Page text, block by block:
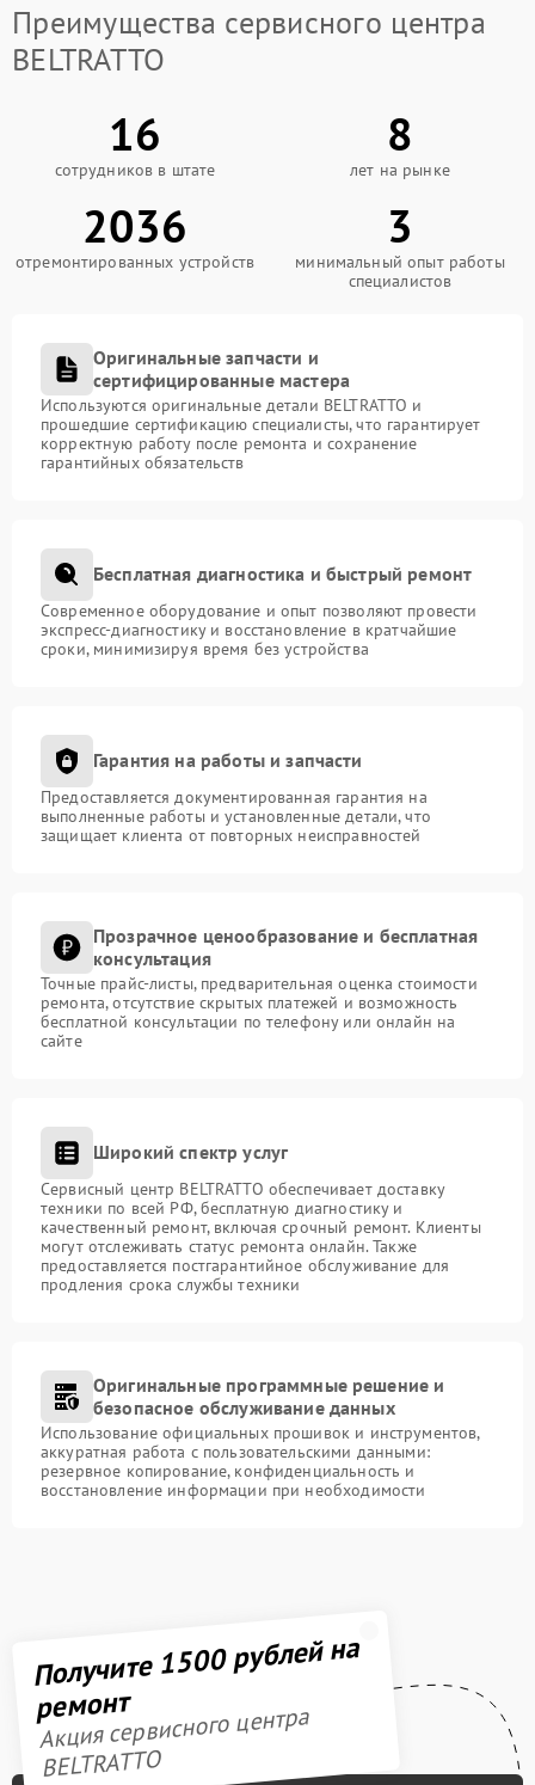
Преимущества сервисного центра
BELTRATTO
16
сотрудников в штате
8
лет на рынке
2036
отремонтированных устройств
3
минимальный опыт работы
специалистов
Оригинальные запчасти и
сертифицированные мастера
Используются оригинальные детали BELTRATTO и
прошедшие сертификацию специалисты, что гарантирует
корректную работу после ремонта и сохранение
гарантийных обязательств
Бесплатная диагностика и быстрый ремонт
Современное оборудование и опыт позволяют провести
экспресс-диагностику и восстановление в кратчайшие
сроки, минимизируя время без устройства
Гарантия на работы и запчасти
Предоставляется документированная гарантия на
выполненные работы и установленные детали, что
защищает клиента от повторных неисправностей
Прозрачное ценообразование и бесплатная
консультация
Точные прайс-листы, предварительная оценка стоимости
ремонта, отсутствие скрытых платежей и возможность
бесплатной консультации по телефону или онлайн на
сайте
Широкий спектр услуг
Сервисный центр BELTRATTO обеспечивает доставку
техники по всей РФ, бесплатную диагностику и
качественный ремонт, включая срочный ремонт. Клиенты
могут отслеживать статус ремонта онлайн. Также
предоставляется постгарантийное обслуживание для
продления срока службы техники
Оригинальные программные решение и
безопасное обслуживание данных
Использование официальных прошивок и инструментов,
аккуратная работа с пользовательскими данными:
резервное копирование, конфиденциальность и
восстановление информации при необходимости
Получите 1500 рублей на
ремонт
Акция сервисного центра
BELTRATTO